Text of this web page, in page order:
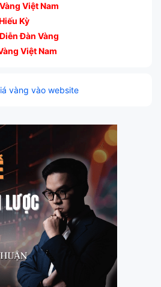
Việt Nam
Kỳ
Diễn Đàn Vàng
Việt Nam
vàng vào website